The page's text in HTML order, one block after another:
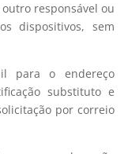
outro responsável ou
dispositivos, sem
para o endereço
substituto e
por correio